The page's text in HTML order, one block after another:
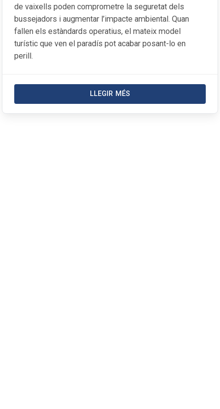
de vaixells poden comprometre la seguretat dels
bussejadors i augmentar l’impacte ambiental. Quan
fallen els estàndards operatius, el mateix model
turístic que ven el paradís pot acabar posant-lo en
perill.
LLEGIR MÉSSOBRE LA NOTÍCIA